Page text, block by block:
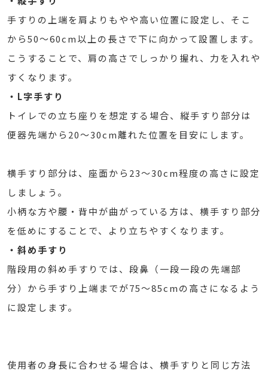
手すりの上端を肩よりもやや高い位置に設定し、そこ
から50～60cm以上の長さで下に向かって設置します。
こうすることで、肩の高さでしっかり握れ、力を入れや
すくなります。
・L字手すり
トイレでの立ち座りを想定する場合、縦手すり部分は
便器先端から20～30cm離れた位置を目安にします。
横手すり部分は、座面から23～30cm程度の高さに設定
しましょう。
小柄な方や腰・背中が曲がっている方は、横手すり部分
を低めにすることで、より立ちやすくなります。
・斜め手すり
階段用の斜め手すりでは、段鼻（一段一段の先端部
分）から手すり上端までが75～85cmの高さになるよう
に設定します。
使用者の身長に合わせる場合は、横手すりと同じ方法